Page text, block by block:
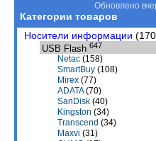
Обновлено
Категории товаров
Носители информации
USB Flash 647
Netac (158)
SmartBuy (108)
Mirex (77)
ADATA(70)
SanDisk (40)
Kingston (34)
Transcend (34)
Maxvi (31)